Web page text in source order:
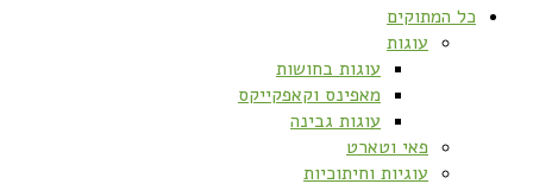
כל המתוקים
עוגות
עוגות בחושות
מאפינס וקאפקייקס
עוגות גבינה
פאי וטארט
עוגיות וחיתוכיות